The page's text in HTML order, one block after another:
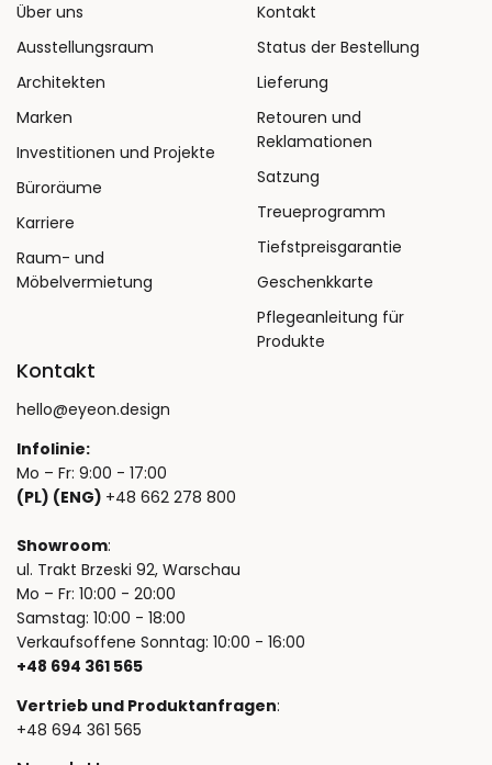
Über uns
Ausstellungsraum
Architekten
Marken
Investitionen und Projekte
Büroräume
Karriere
Raum- und
Möbelvermietung
Kontakt
Status der Bestellung
Lieferung
Retouren und
Reklamationen
Satzung
Treueprogramm
Tiefstpreisgarantie
Geschenkkarte
Pflegeanleitung für
Produkte
Kontakt
hello@eyeon.design
Infolinie:
Mo – Fr: 9:00 - 17:00
(PL) (ENG) +48 662 278 800
Showroom:
ul. Trakt Brzeski 92, Warschau
Mo – Fr: 10:00 - 20:00
Samstag: 10:00 - 18:00
Verkaufsoffene Sonntag: 10:00 - 16:00
+48 694 361 565
Vertrieb und Produktanfragen:
+48 694 361 565